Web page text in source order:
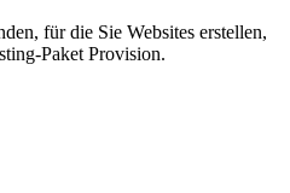
für die Sie Websites erstellen,
Paket Provision.